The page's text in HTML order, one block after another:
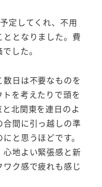
定してくれ、不用
となりました。費
した。
日は不要なものを
を考えたりで頭を
北関東を連日のよ
合間に引っ越しの準
と思うほどです。
地よい緊張感と新
ク感で疲れも感じ